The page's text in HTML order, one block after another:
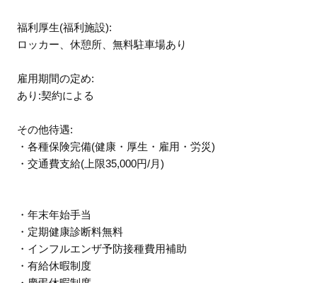
福利厚生(福利施設):
ロッカー、休憩所、無料駐車場あり
雇用期間の定め:
あり:契約による
その他待遇:
・各種保険完備(健康・厚生・雇用・労災)
・交通費支給(上限35,000円/月)
・年末年始手当
・定期健康診断料無料
・インフルエンザ予防接種費用補助
・有給休暇制度